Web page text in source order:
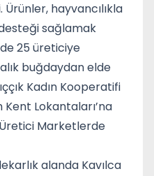
hayvancılıkla
sağlamak
25 üreticiye
buğdaydan elde
Kadın Kooperatifi
Lokantaları’na
Marketlerde
alanda Kavılca